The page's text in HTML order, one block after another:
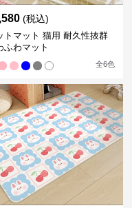
(税込)
トマット 猫用 耐久性抜群
ふわマット
全6色